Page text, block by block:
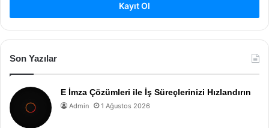
Kayıt Ol
Son Yazılar
E İmza Çözümleri ile İş Süreçlerinizi Hızlandırın
Admin 1 Ağustos 2026